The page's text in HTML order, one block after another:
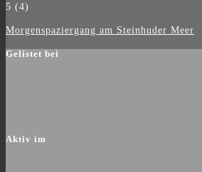
5 (4)
Morgenspaziergang am Steinhuder Meer
Gelistet bei
Aktiv im